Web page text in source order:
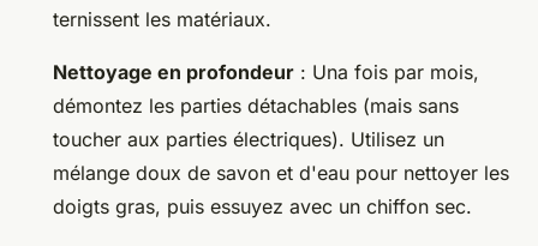
ternissent les matériaux.
Nettoyage en profondeur : Una fois par mois,
démontez les parties détachables (mais sans
toucher aux parties électriques). Utilisez un
mélange doux de savon et d'eau pour nettoyer les
doigts gras, puis essuyez avec un chiffon sec.